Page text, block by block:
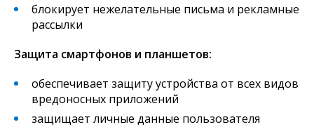
блокирует нежелательные письма и рекламные
рассылки
Защита смартфонов и планшетов:
обеспечивает защиту устройства от всех видов
вредоносных приложений
защищает личные данные пользователя